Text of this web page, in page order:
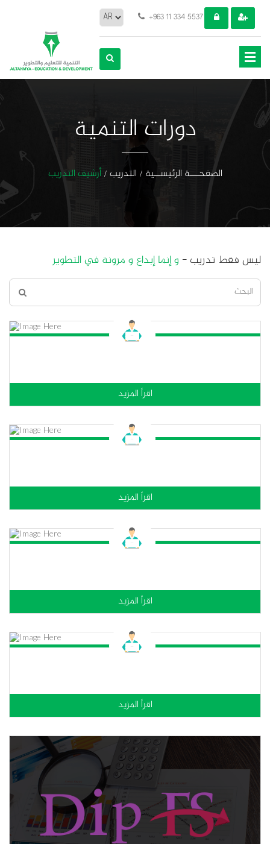
+963 11 334 5537
دورات التنمية
الصفحـــة الرئيســية التدريب أرشيف التدريب
ليس فقط تدريب - و إنما إبداع و مرونة في التطوير
اقراً المزيد
اقراً المزيد
اقراً المزيد
اقراً المزيد